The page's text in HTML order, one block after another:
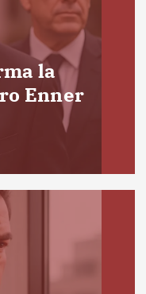
la
Enner